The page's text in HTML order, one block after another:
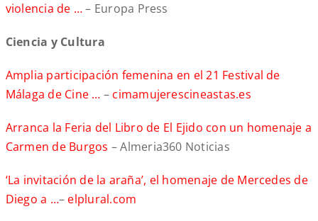
violencia de …– Europa Press
Ciencia y Cultura
Amplia participación femenina en el 21 Festival de
Málaga de Cine … – cimamujerescineastas.es
Arranca la Feria del Libro de El Ejido con un homenaje a
Carmen de Burgos – Almeria360 Noticias
‘La invitación de la araña’, el homenaje de Mercedes de
Diego a …– elplural.com